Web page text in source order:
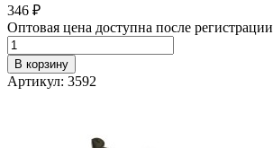
346 ₽
Оптовая цена доступна после регистрации
В корзину
Артикул: 3592